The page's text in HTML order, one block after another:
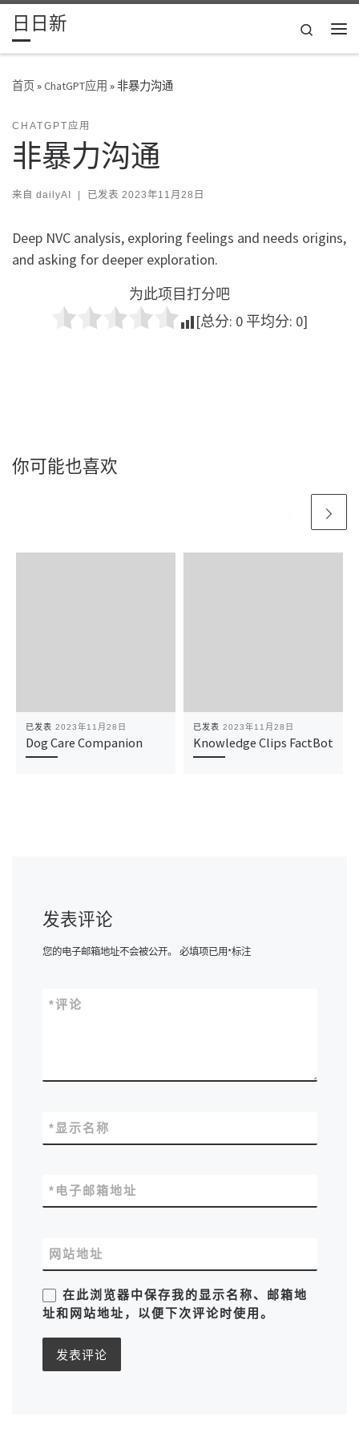
Skip to content
日日新
Search
首页»ChatGPT应用 »非暴力沟通
CHATGPT应用
非暴力沟通
来自 dailyAI | 已发表 2023年11月28日
Deep NVC analysis, exploring feelings and needs origins,
and asking for deeper exploration.
为此项目打分吧
[总分: 0 平均分: 0]
你可能也喜欢
已发表 2023年11月28日
Dog Care Companion
已发表 2023年11月28日
Knowledge Clips FactBot
发表评论
您的电子邮箱地址不会被公开。 必填项已用*标注
评论
*
显示名称
*
电子邮箱地址
*
网站地址
在此浏览器中保存我的显示名称、邮箱地
址和网站地址，以便下次评论时使用。